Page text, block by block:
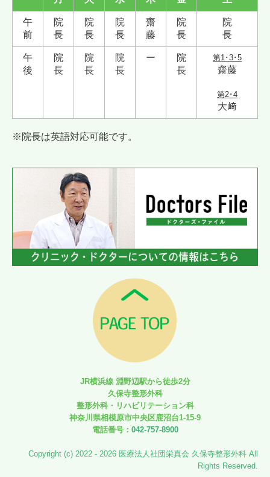
午
前
院
長
院
長
院
長
齋
藤
院
長
院
長
午
後
院
長
院
長
院
長
ー
院
長
第1･3･5
齋藤
第2･4
大﨑
※院長は英語対応可能です。
JR横浜線 淵野辺駅から徒歩2分
久保寺整形外科
整形外科・リハビリテーション科
神奈川県相模原市中央区鹿沼台1-15-9
電話番号： 042-757-8900
Copyright (c) 2022 - 2026 医療法人社団栄真会 久保寺整形外科 All
Rights Reserved.